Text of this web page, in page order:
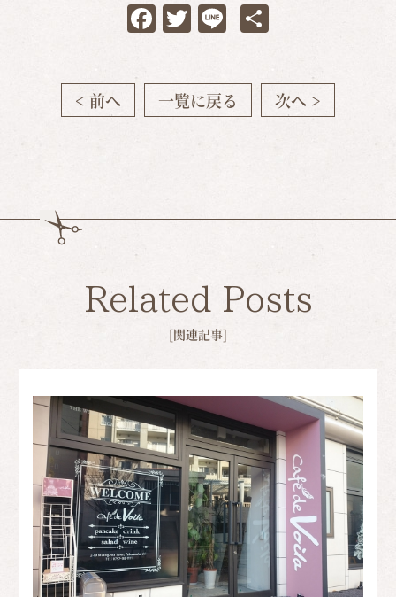
Facebook
Twitter
Line
< 前へ 一覧に戻る 次へ >
Related Posts
[関連記事]